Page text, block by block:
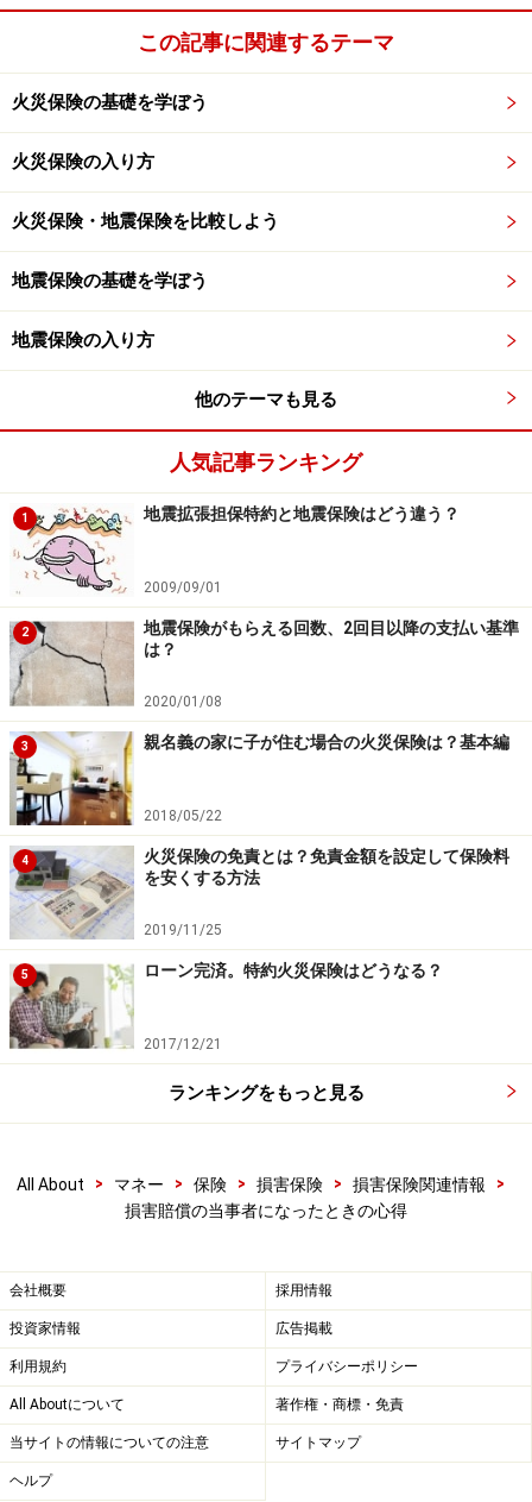
この記事に関連するテーマ
火災保険の基礎を学ぼう
火災保険の入り方
火災保険・地震保険を比較しよう
地震保険の基礎を学ぼう
地震保険の入り方
他のテーマも見る
人気記事ランキング
1 地震拡張担保特約と地震保険はどう違う？
2009/09/01
2
地震保険がもらえる回数、2回目以降の支払い基準
は？
2020/01/08
3 親名義の家に子が住む場合の火災保険は？基本編
2018/05/22
4
火災保険の免責とは？免責金額を設定して保険料
を安くする方法
2019/11/25
5 ローン完済。特約火災保険はどうなる？
2017/12/21
ランキングをもっと見る
All About > マネー > 保険 > 損害保険 > 損害保険関連情報
>
損害賠償の当事者になったときの心得
会社概要 採用情報
投資家情報 広告掲載
利用規約 プライバシーポリシー
All Aboutについて 著作権・商標・免責
当サイトの情報についての注意 サイトマップ
ヘルプ